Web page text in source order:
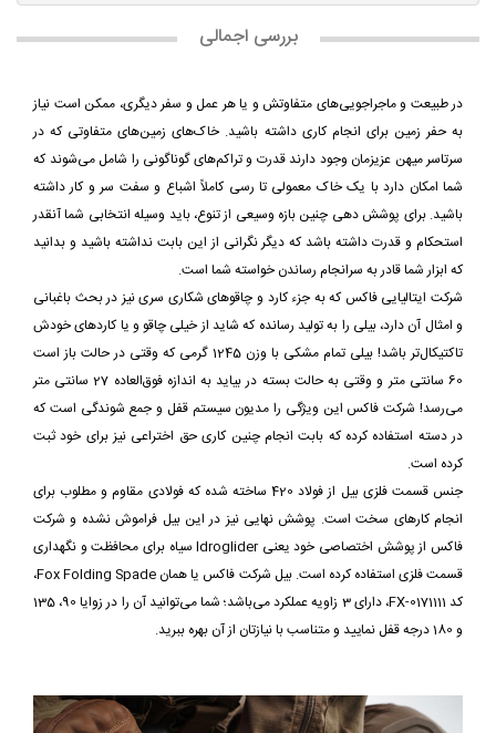
بررسی اجمالی
در طبیعت و ماجراجویی‌های متفاوتش و یا هر عمل و سفر دیگری، ممکن است نیاز
به حفر زمین برای انجام کاری داشته باشید. خاک‌های زمین‌های متفاوتی که در
سرتاسر میهن عزیزمان وجود دارند قدرت و تراکم‌های گوناگونی را شامل می‌شوند که
شما امکان دارد با یک خاک معمولی تا رسی کاملاً اشباع و سفت سر و کار داشته
باشید. برای پوشش دهی چنین بازه وسیعی از تنوع، باید وسیله انتخابی شما آنقدر
استحکام و قدرت داشته باشد که دیگر نگرانی از این بابت نداشته باشید و بدانید
که ابزار شما قادر به سرانجام رساندن خواسته شما است.
شرکت ایتالیایی فاکس که به جزء کارد و چاقوهای شکاری سری نیز در بحث باغبانی
و امثال آن دارد، بیلی را به تولید رسانده که شاید از خیلی چاقو و یا کاردهای خودش
تاکتیکال‌تر باشد! بیلی تمام مشکی با وزن 1245 گرمی که وقتی در حالت باز است
60 سانتی متر و وقتی به حالت بسته در بیاید به اندازه فوق‌العاده 27 سانتی متر
می‌رسد! شرکت فاکس این ویژگی را مدیون سیستم قفل و جمع شوندگی است که
در دسته استفاده کرده که بابت انجام چنین کاری حق اختراعی نیز برای خود ثبت
کرده است.
جنس قسمت فلزی بیل از فولاد 420 ساخته شده که فولادی مقاوم و مطلوب برای
انجام کارهای سخت است. پوشش نهایی نیز در این بیل فراموش نشده و شرکت
فاکس از پوشش اختصاصی خود یعنی Idroglider سیاه برای محافظت و نگهداری
قسمت فلزی استفاده کرده است. بیل شرکت فاکس یا همان Fox Folding Spade،
کد FX-0171111، دارای 3 زاویه عملکرد می‌باشد؛ شما می‌توانید آن را در زوایا 90، 135
و 180 درجه قفل نمایید و متناسب با نیازتان از آن بهره ببرید.